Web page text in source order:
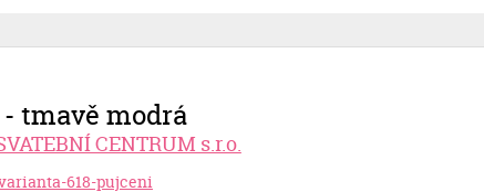
tmavě modrá
CENTRUM s.r.o.
618-pujceni